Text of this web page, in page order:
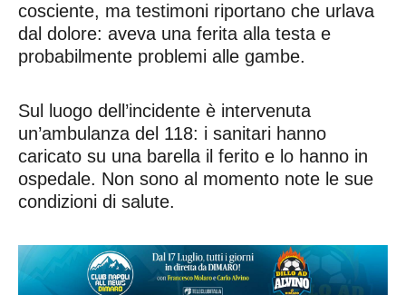
cosciente, ma testimoni riportano che urlava
dal dolore: aveva una ferita alla testa e
probabilmente problemi alle gambe.
Sul luogo dell’incidente è intervenuta
un’ambulanza del 118: i sanitari hanno
caricato su una barella il ferito e lo hanno in
ospedale. Non sono al momento note le sue
condizioni di salute.